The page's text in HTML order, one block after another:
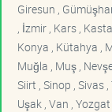
Giresun ,
, İzmir , Kars ,
Konya , Kütahya ,
Muğla , Muş ,
Siirt , Sinop , Sivas
Uşak , Van ,